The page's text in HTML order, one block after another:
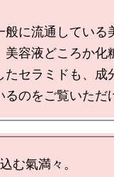
般に流通している
美容液どころか化
たセラミドも、成
む氣満々。